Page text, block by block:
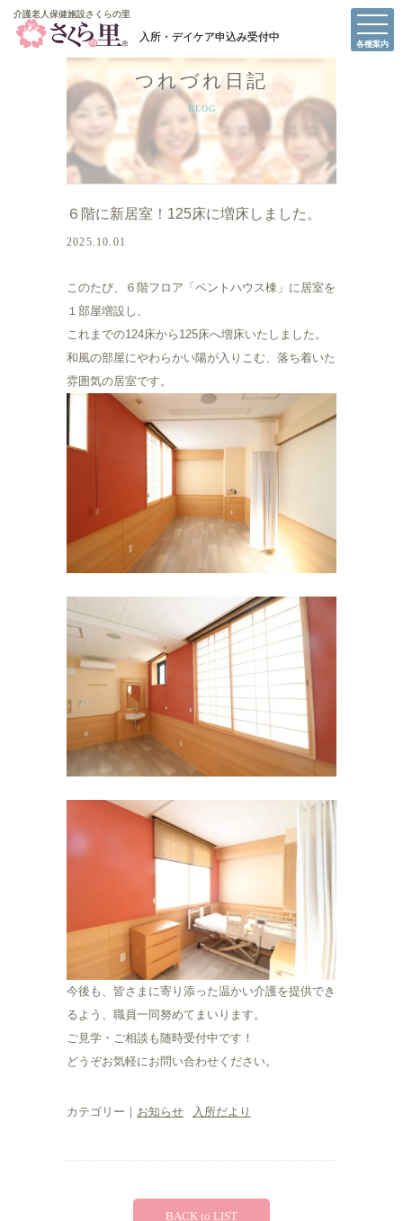
各種案内
介護老人保健施設さくらの里
介護老人保健施設さくらの里
つれづれ日記
BLOG
６階に新居室！125床に増床しました。
2025.10.01
このたび、６階フロア「ペントハウス棟」に居室を
１部屋増設し、
これまでの124床から125床へ増床いたしました。
和風の部屋にやわらかい陽が入りこむ、落ち着いた
雰囲気の居室です。
今後も、皆さまに寄り添った温かい介護を提供でき
るよう、職員一同努めてまいります。
ご見学・ご相談も随時受付中です！
どうぞお気軽にお問い合わせください。
カテゴリー｜ お知らせ 入所だより
BACK to LIST